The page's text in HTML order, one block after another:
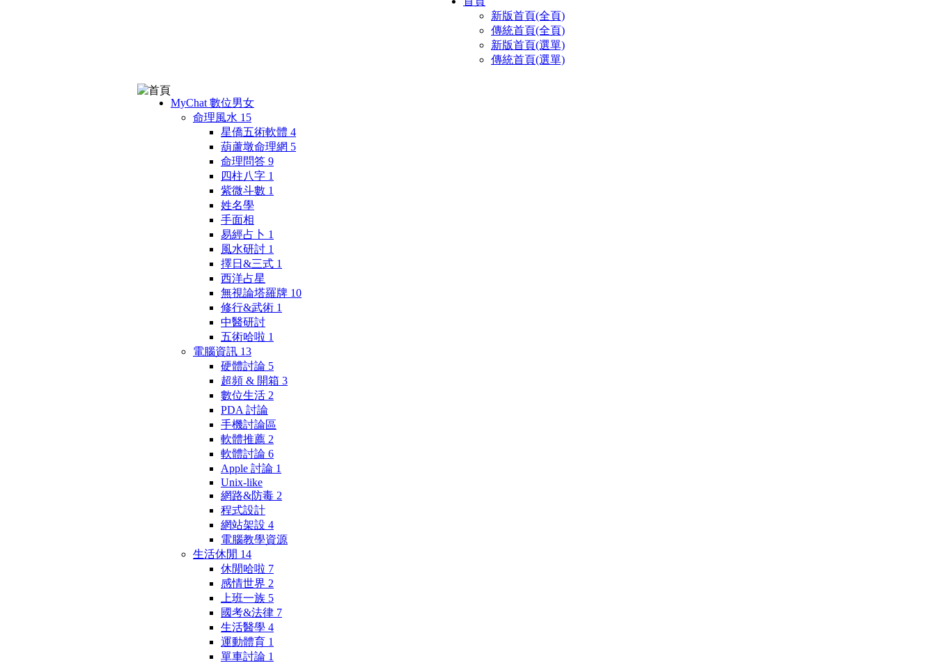
新版首頁(全頁)
傳統首頁(全頁)
新版首頁(選單)
傳統首頁(選單)
MyChat 數位男女
命理風水 15
星僑五術軟體 4
葫蘆墩命理網 5
命理問答 9
四柱八字 1
紫微斗數 1
姓名學
手面相
易經占卜 1
風水研討 1
擇日&三式 1
西洋占星
無視論塔羅牌 10
修行&武術 1
中醫研討
五術哈啦 1
電腦資訊 13
硬體討論 5
超頻 & 開箱 3
數位生活 2
PDA 討論
手機討論區
軟體推薦 2
軟體討論 6
Apple 討論 1
Unix-like
網路&防毒 2
程式設計
網站架設 4
電腦教學資源
生活休閒 14
休閒哈啦 7
感情世界 2
上班一族 5
國考&法律 7
生活醫學 4
運動體育 1
單車討論 1